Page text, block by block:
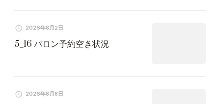
2026年8月2日
5_16 バロン予約空き状況
2026年8月8日